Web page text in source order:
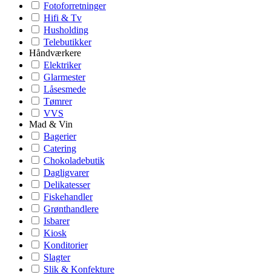
Fotoforretninger
Hifi & Tv
Husholding
Telebutikker
Håndværkere
Elektriker
Glarmester
Låsesmede
Tømrer
VVS
Mad & Vin
Bagerier
Catering
Chokoladebutik
Dagligvarer
Delikatesser
Fiskehandler
Grønthandlere
Isbarer
Kiosk
Konditorier
Slagter
Slik & Konfekture